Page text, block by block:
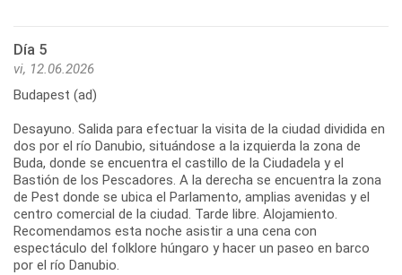
Día 5
vi, 12.06.2026
Budapest (ad)
Desayuno. Salida para efectuar la visita de la ciudad dividida en
dos por el río Danubio, situándose a la izquierda la zona de
Buda, donde se encuentra el castillo de la Ciudadela y el
Bastión de los Pescadores. A la derecha se encuentra la zona
de Pest donde se ubica el Parlamento, amplias avenidas y el
centro comercial de la ciudad. Tarde libre. Alojamiento.
Recomendamos esta noche asistir a una cena con
espectáculo del folklore húngaro y hacer un paseo en barco
por el río Danubio.